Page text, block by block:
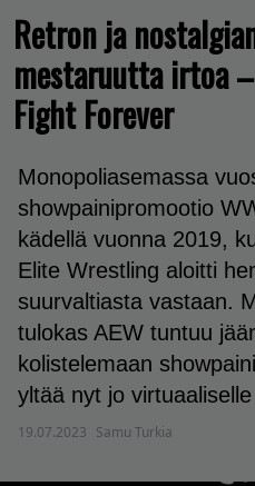
Retron ja
mestaruutta irtoa
Fight Forever
Monopoliasemassa
showpainipromootio
kädellä vuonna 2019,
Elite Wrestling aloitti
suurvaltiasta vastaan.
tulokas AEW tuntuu
kolistelemaan
yltää nyt jo
19.07.2023 Samu Turkia